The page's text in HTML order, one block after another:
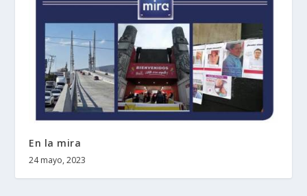
En la mira
24 mayo, 2023